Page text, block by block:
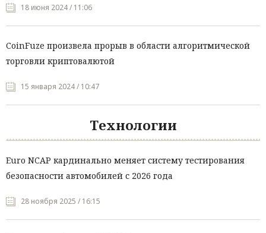
18 июня 2024 / 11:06
CoinFuze произвела прорыв в области алгоритмической
торговли криптовалютой
15 января 2024 / 10:47
Технологии
Euro NCAP кардинально меняет систему тестирования
безопасности автомобилей с 2026 года
28 ноября 2025 / 16:15